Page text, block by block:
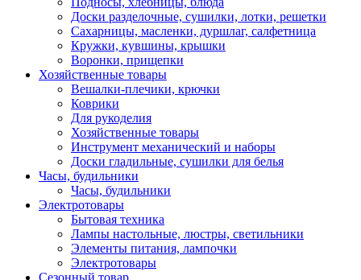
Доски разделочные, сушилки, лотки, решетки
Сахарницы, масленки, дуршлаг, салфетница
Кружки, кувшины, крышки
Воронки, прищепки
Хозяйственные товары
Вешалки-плечики, крючки
Коврики
Для рукоделия
Хозяйственные товары
Инструмент механический и наборы
Доски гладильные, сушилки для белья
Часы, будильники
Часы, будильники
Электротовары
Бытовая техника
Лампы настольные, люстры, светильники
Элементы питания, лампочки
Электротовары
Сезонный товар